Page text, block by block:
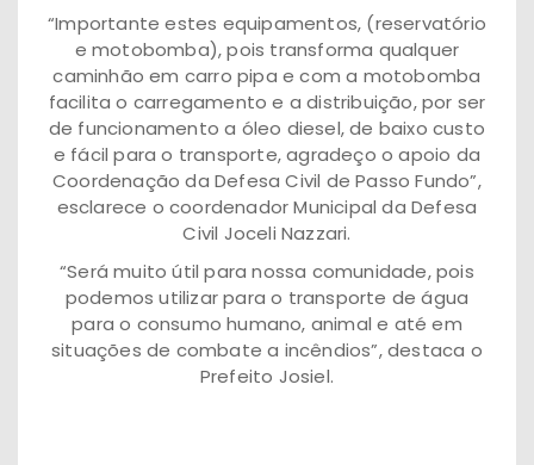
“Importante estes equipamentos, (reservatório
e motobomba), pois transforma qualquer
caminhão em carro pipa e com a motobomba
facilita o carregamento e a distribuição, por ser
de funcionamento a óleo diesel, de baixo custo
e fácil para o transporte, agradeço o apoio da
Coordenação da Defesa Civil de Passo Fundo”,
esclarece o coordenador Municipal da Defesa
Civil Joceli Nazzari.
“Será muito útil para nossa comunidade, pois
podemos utilizar para o transporte de água
para o consumo humano, animal e até em
situações de combate a incêndios”, destaca o
Prefeito Josiel.